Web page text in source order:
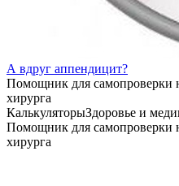
А вдруг аппендицит?
Помощник для самопроверки
хирурга
КалькуляторыЗдоровье и
Помощник для самопроверки
хирурга